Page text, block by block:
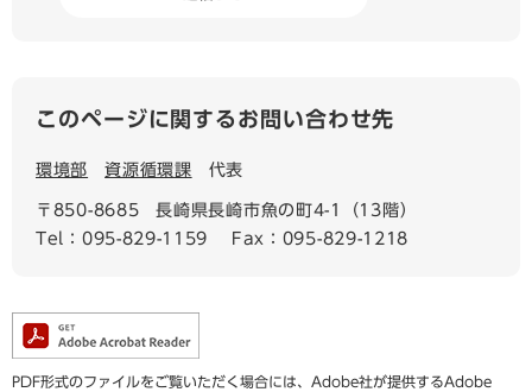
このページに関するお問い合わせ先
環境部 資源循環課 代表
〒850-8685
長崎県長崎市魚の町4-1（13階）
Tel：095-829-1159
Fax：095-829-1218
PDF形式のファイルをご覧いただく場合には、Adobe社が提供するAdobe